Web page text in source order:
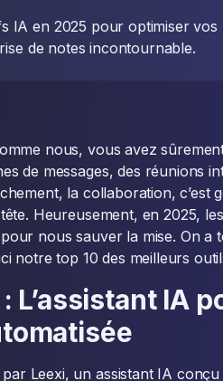
en 2025 pour optimiser
de notes incontournable.
nous, vous avez
de messages, des réunions
la collaboration, c’est
Heureusement, en 2025,
nous sauver la mise. On a
notre top 10 des meilleurs
: L’assistant IA
Leexi, un assistant IA